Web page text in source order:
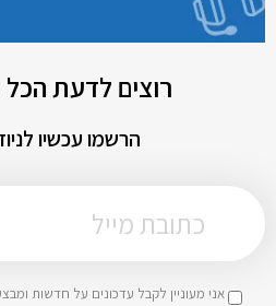
רוצים לדעת הכל
הרשמו עכשיו
אני מעוניין לקבל עדכונים על חדשות